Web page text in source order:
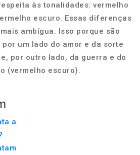
às tonalidades: vermelho
escuro. Essas diferenças
ambígua. Isso porque são
um lado do amor e da sorte
por outro lado, da guerra e do
(vermelho escuro).
a